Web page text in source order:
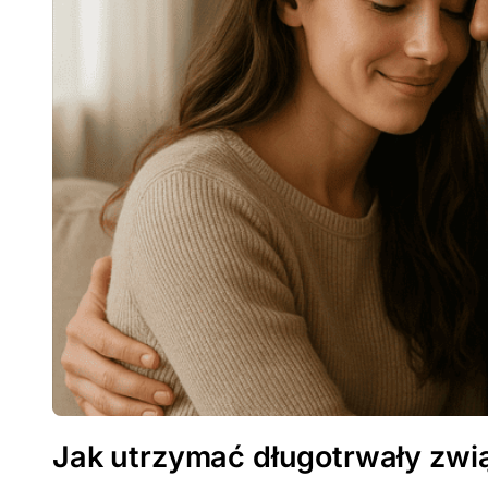
Jak utrzymać długotrwały